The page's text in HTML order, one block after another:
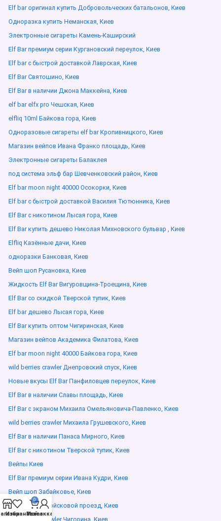
Elf bar оригинал купить Добровольческих батальонов, Киев
Одноразка купить Неманская, Киев
Электронные сигареты Камень-Каширский
Elf Bar премиум серии Кургановский переулок, Киев
Elf bar с быстрой доставкой Лаврская, Киев
Elf Bar Святошино, Киев
Elf Bar в наличии Джона Маккейна, Киев
elf bar elfx pro Чешская, Киев
elfliq 10ml Байкова гора, Киев
Одноразовые сигареты elf bar Кропивницкого, Киев
Магазин вейпов Ивана Франко площадь, Киев
Электронные сигареты Балаклея
под система эльф бар Шевченковский район, Киев
Elf bar moon night 40000 Осокорки, Киев
Elf bar с быстрой доставкой Василия Тютюнника, Киев
Elf Bar с никотином Лысая гора, Киев
Elf Bar купить дешево Николая Михновского бульвар , Киев
Elfliq Казённые дачи, Киев
одноразки Банковая, Киев
Вейп шоп Русановка, Киев
Жидкость Elf Bar Вигуровщина-Троещина, Киев
Elf Bar со скидкой Тверской тупик, Киев
Elf bar дешево Лысая гора, Киев
Elf Bar купить оптом Чигиринская, Киев
Магазин вейпов Академика Филатова, Киев
Elf bar moon night 40000 Байкова гора, Киев
wild berries crawler Днепровский спуск, Киев
Новые вкусы Elf Bar Панфиловцев переулок, Киев
Elf Bar в наличии Славы площадь, Киев
Elf Bar с экраном Михаила Омельяновича-Павленко, Киев
wild berries crawler Михаила Грушевского, Киев
Elf Bar в наличии Панаса Мирного, Киев
Elf Bar с никотином Тверской тупик, Киев
Вейпы Киев
Elf Bar премиум серии Ивана Кудри, Киев
Вейп шоп Забайковье, Киев
Вейп купить Войсковой проезд, Киев
wild berries crawler Чигорина, Киев
Избранное
0
Заказ
Мой аккаунт